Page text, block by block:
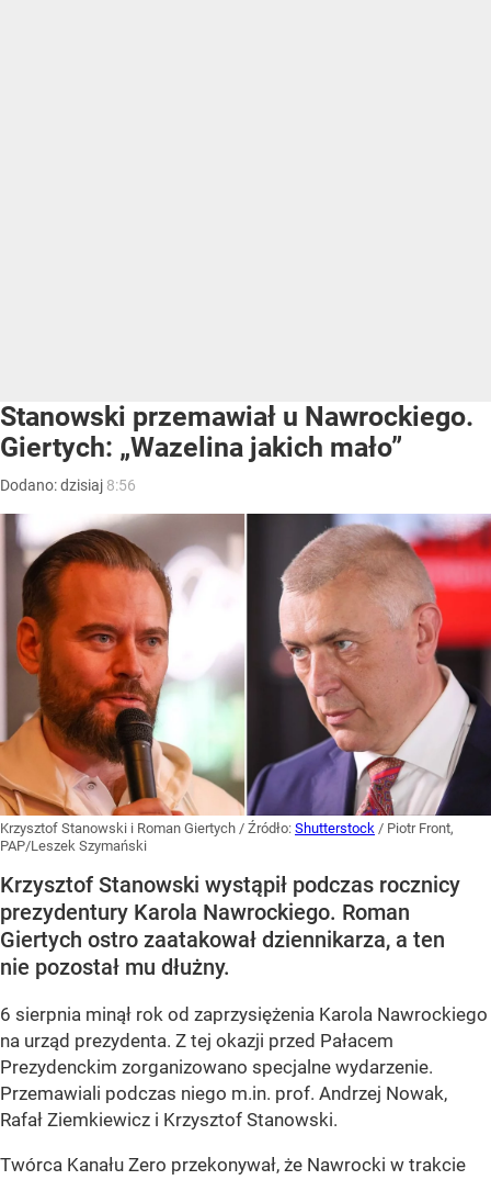
Stanowski przemawiał u Nawrockiego.
Giertych: „Wazelina jakich mało”
Dodano:dzisiaj 8:56
Krzysztof Stanowski i Roman Giertych / Źródło: Shutterstock / Piotr Front,
PAP/Leszek Szymański
Krzysztof Stanowski wystąpił podczas rocznicy
prezydentury Karola Nawrockiego. Roman
Giertych ostro zaatakował dziennikarza, a ten
nie pozostał mu dłużny.
6 sierpnia minął rok od zaprzysiężenia Karola Nawrockiego
na urząd prezydenta. Z tej okazji przed Pałacem
Prezydenckim zorganizowano specjalne wydarzenie.
Przemawiali podczas niego m.in. prof. Andrzej Nowak,
Rafał Ziemkiewicz i Krzysztof Stanowski.
Twórca Kanału Zero przekonywał, że Nawrocki w trakcie